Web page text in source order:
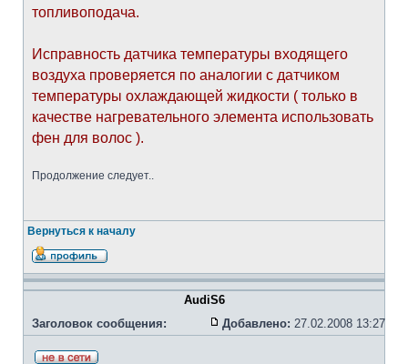
топливоподача.
Исправность датчика температуры входящего
воздуха проверяется по аналогии с датчиком
температуры охлаждающей жидкости ( только в
качестве нагревательного элемента использовать
фен для волос ).
Продолжение следует..
Вернуться к началу
AudiS6
Заголовок сообщения:
Добавлено: 27.02.2008 13:27